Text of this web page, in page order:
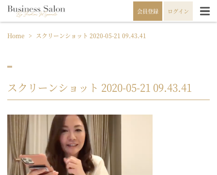
会員登録 ログイン
Home > スクリーンショット 2020-05-21 09.43.41
スクリーンショット 2020-05-21 09.43.41